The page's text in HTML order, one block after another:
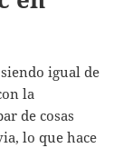
igual de
la
de cosas
lo que hace